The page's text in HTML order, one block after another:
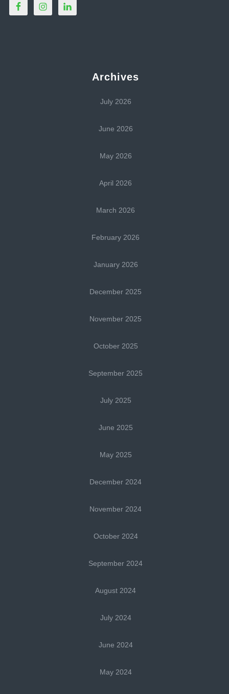
Archives
July 2026
June 2026
May 2026
April 2026
March 2026
February 2026
January 2026
December 2025
November 2025
October 2025
September 2025
July 2025
June 2025
May 2025
December 2024
November 2024
October 2024
September 2024
August 2024
July 2024
June 2024
May 2024